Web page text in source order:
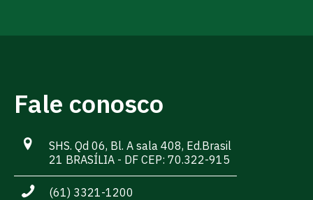
Fale conosco
SHS. Qd 06, Bl. A sala 408, Ed.Brasil
21 BRASÍLIA - DF CEP: 70.322-915
(61) 3321-1200